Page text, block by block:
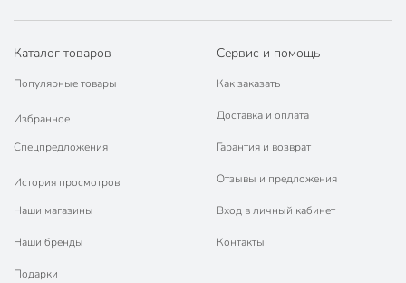
Каталог товаров
Популярные товары
Избранное
Спецпредложения
История просмотров
Наши магазины
Наши бренды
Подарки
Сервис и помощь
Как заказать
Доставка и оплата
Гарантия и возврат
Отзывы и предложения
Вход в личный кабинет
Контакты